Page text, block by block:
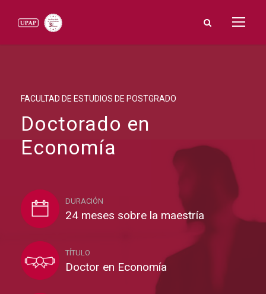
FACULTAD DE ESTUDIOS DE POSTGRADO
Doctorado en
Economía
DURACIÓN
24 meses sobre la maestría
TÍTULO
Doctor en Economía